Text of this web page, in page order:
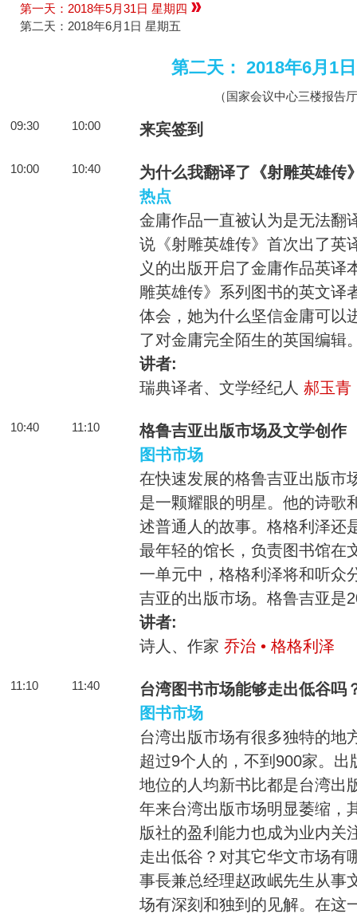
第一天：2018年5月31日 星期四
第二天：2018年6月1日 星期五
第二天： 2018年6月1
（国家会议中心三楼报告
09:30 10:00 来宾签到
10:00 10:40
为什么我翻译了《射雕英雄传
热点
金庸作品一直被认为是无法翻
说《射雕英雄传》首次出了英
义的出版开启了金庸作品英译
雕英雄传》系列图书的英文译
体会，她为什么坚信金庸可以
了对金庸完全陌生的英国编辑
讲者:
瑞典译者、文学经纪人 郝玉青
10:40 11:10
格鲁吉亚出版市场及文学创作
图书市场
在快速发展的格鲁吉亚出版市
是一颗耀眼的明星。他的诗歌
述普通人的故事。格格利泽还
最年轻的馆长，负责图书馆在
一单元中，格格利泽将和听众
吉亚的出版市场。格鲁吉亚是
讲者:
诗人、作家 乔治 • 格格利泽
11:10 11:40
台湾图书市场能够走出低谷吗
图书市场
台湾出版市场有很多独特的地
超过9个人的，不到900家。
地位的人均新书比都是台湾出
年来台湾出版市场明显萎缩，
版社的盈利能力也成为业内关
走出低谷？对其它华文市场有
事長兼总经理赵政岷先生从事
场有深刻和独到的见解。在这